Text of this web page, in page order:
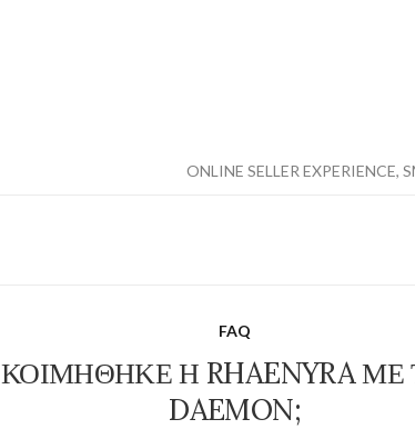
ONLINE SELLER EXPERIENCE,
FAQ
ΚΟΙΜΉΘΗΚΕ Η RHAENYRA
DAEMON;